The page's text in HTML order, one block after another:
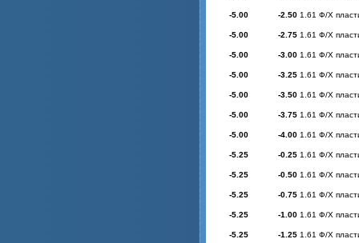
-5.00 -2.50 1.61 Ф/Х
-5.00 -2.75 1.61 Ф/Х
-5.00 -3.00 1.61 Ф/Х
-5.00 -3.25 1.61 Ф/Х
-5.00 -3.50 1.61 Ф/Х
-5.00 -3.75 1.61 Ф/Х
-5.00 -4.00 1.61 Ф/Х
-5.25 -0.25 1.61 Ф/Х
-5.25 -0.50 1.61 Ф/Х
-5.25 -0.75 1.61 Ф/Х
-5.25 -1.00 1.61 Ф/Х
-5.25 -1.25 1.61 Ф/Х